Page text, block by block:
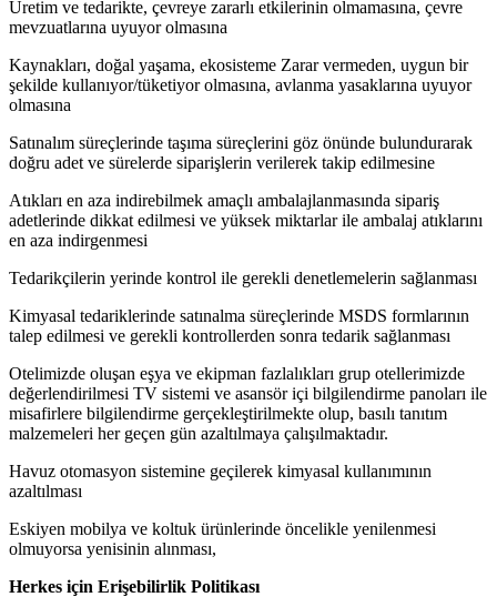
Üretim ve tedarikte, çevreye zararlı etkilerinin olmamasına, çevre
mevzuatlarına uyuyorolmasına
Kaynakları, doğal yaşama, ekosisteme Zarar vermeden, uygun bir
şekilde kullanıyor/tüketiyor olmasına, avlanma yasaklarına uyuyor
olmasına
Satınalım süreçlerinde taşıma süreçlerini göz önünde bulundurarak
doğru adet ve sürelerde siparişlerin verilerek takip edilmesine
Atıkları en aza indirebilmek amaçlı ambalajlanmasında sipariş
adetlerinde dikkat edilmesi ve yüksek miktarlar ile ambalaj atıklarını
en aza indirgenmesi
Tedarikçilerin yerinde kontrol ile gerekli denetlemelerin sağlanması
Kimyasal tedariklerinde satınalma süreçlerinde MSDS formlarının
talep edilmesi ve gerekli kontrollerden sonra tedarik sağlanması
Otelimizde oluşan eşya ve ekipman fazlalıkları grup otellerimizde
değerlendirilmesi TV sistemi ve asansör içi bilgilendirme panoları ile
misafirlere bilgilendirme gerçekleştirilmekte olup, basılı tanıtım
malzemeleri her geçen gün azaltılmaya çalışılmaktadır.
Havuz otomasyon sistemine geçilerek kimyasal kullanımının
azaltılması
Eskiyen mobilya ve koltuk ürünlerinde öncelikle yenilenmesi
olmuyorsa yenisinin alınması,
Herkes için Erişebilirlik Politikası